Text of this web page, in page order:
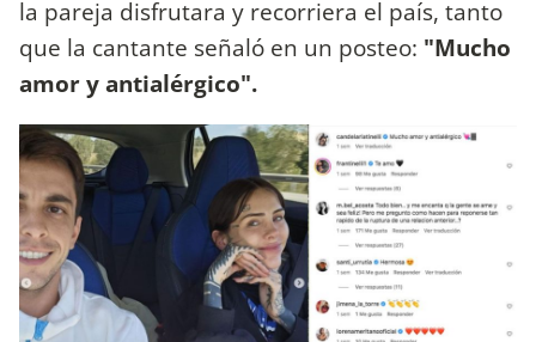
la pareja disfrutara y recorriera el país, tanto
que la cantante señaló en un posteo: "Mucho
amor y antialérgico".